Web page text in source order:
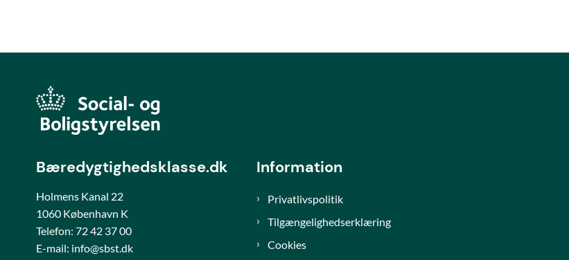
Bæredygtighedsklasse.dk
Holmens Kanal 22
1060 København K
Telefon: 72 42 37 00
E-mail: info@sbst.dk
Information
Privatlivspolitik
Tilgængelighedserklæring
Cookies